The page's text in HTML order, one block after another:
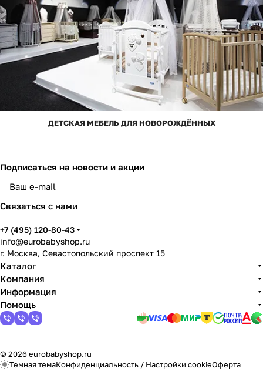
ДЕТСКАЯ МЕБЕЛЬ ДЛЯ НОВОРОЖДЁННЫХ
Подписаться на новости и акции
Связаться с нами
+7 (495) 120-80-43
info@eurobabyshop.ru
г. Москва, Севастопольский проспект 15
Каталог
Компания
Информация
Помощь
© 2026 eurobabyshop.ru
Темная темаКонфиденциальность / Настройки cookieОферта